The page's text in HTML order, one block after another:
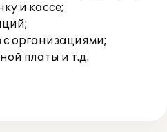
и кассе;
с организациями;
платы и т.д.